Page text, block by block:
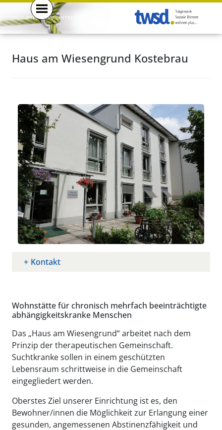
gemeinsam . mehr . erreichen .
Haus am Wiesengrund Kostebrau
Kontakt
Wohnstätte für chronisch mehrfach beeinträchtigte
abhängigkeitskranke Menschen
Das „Haus am Wiesengrund“ arbeitet nach dem
Prinzip der therapeutischen Gemeinschaft.
Suchtkranke sollen in einem geschützten
Lebensraum schrittweise in die Gemeinschaft
eingegliedert werden.
Oberstes Ziel unserer Einrichtung ist es, den
Bewohner/innen die Möglichkeit zur Erlangung einer
gesunden, angemessenen Abstinenzfähigkeit und